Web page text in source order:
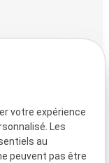
votre expérience
Les
au
peuvent pas être